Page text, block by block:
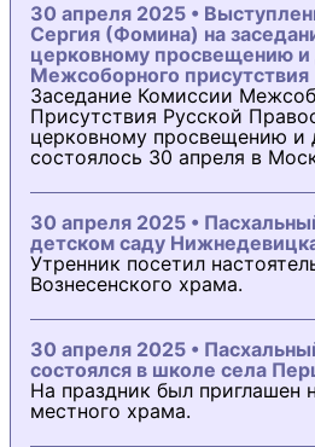
30 апреля 2025 •
Сергия (Фомина) на
церковному просвещению и
Межсоборного присутствия
Заседание Комиссии
Присутствия Русской
церковному просвещению и
состоялось 30 апреля в
30 апреля 2025 •
детском саду
Утренник посетил
Вознесенского храма.
30 апреля 2025 •
состоялся в школе села
На праздник был приглашен
местного храма.